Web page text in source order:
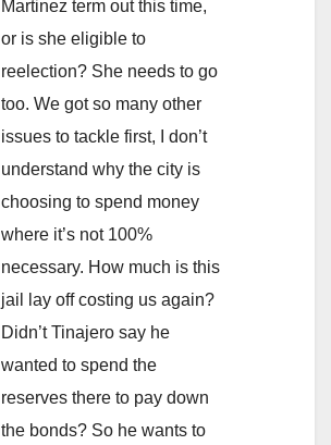
Martinez term out this time,
or is she eligible to
reelection? She needs to go
too. We got so many other
issues to tackle first, I don’t
understand why the city is
choosing to spend money
where it’s not 100%
necessary. How much is this
jail lay off costing us again?
Didn’t Tinajero say he
wanted to spend the
reserves there to pay down
the bonds? So he wants to